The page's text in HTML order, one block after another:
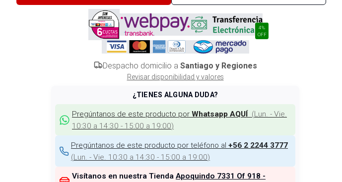
4%
OFF
Despacho domicilio a Santiago y Regiones
Revisar disponibilidad y valores
¿TIENES ALGUNA DUDA?
Pregúntanos de este producto por Whatsapp AQUÍ (Lun. - Vie.
10:30 a 14:30 - 15:00 a 19:00)
Pregúntanos de este producto por teléfono al +56 2 2244 3777
(Lun. - Vie. 10:30 a 14:30 - 15:00 a 19:00)
Visítanos en nuestra Tienda Apoquindo 7331 Of 918 -